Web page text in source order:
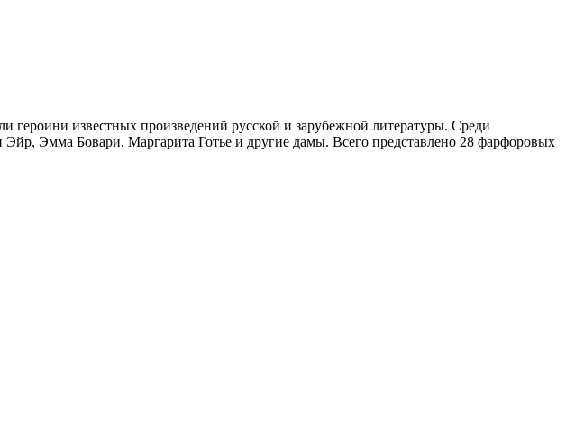
героини известных произведений русской и зарубежной литературы. Среди
Эмма Бовари, Маргарита Готье и другие дамы. Всего представлено 28 фарфоровых